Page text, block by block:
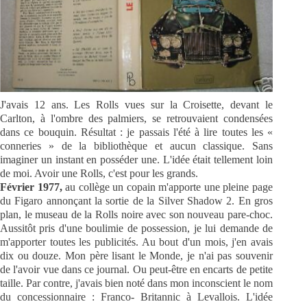
J'avais 12 ans. Les Rolls vues sur la Croisette, devant le
Carlton, à l'ombre des palmiers, se retrouvaient condensées
dans ce bouquin. Résultat : je passais l'été à lire toutes les «
conneries » de la bibliothèque et aucun classique. Sans
imaginer un instant en posséder une. L'idée était tellement loin
de moi. Avoir une Rolls, c'est pour les grands.
Février 1977,au collège un copain m'apporte une pleine page
du Figaro annonçant la sortie de la Silver Shadow 2. En gros
plan, le museau de la Rolls noire avec son nouveau pare-choc.
Aussitôt pris d'une boulimie de possession, je lui demande de
m'apporter toutes les publicités. Au bout d'un mois, j'en avais
dix ou douze. Mon père lisant le Monde, je n'ai pas souvenir
de l'avoir vue dans ce journal. Ou peut-être en encarts de petite
taille. Par contre, j'avais bien noté dans mon inconscient le nom
du concessionnaire : Franco- Britannic à Levallois. L'idée